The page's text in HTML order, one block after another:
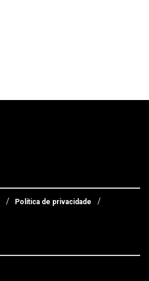
Política de privacidade